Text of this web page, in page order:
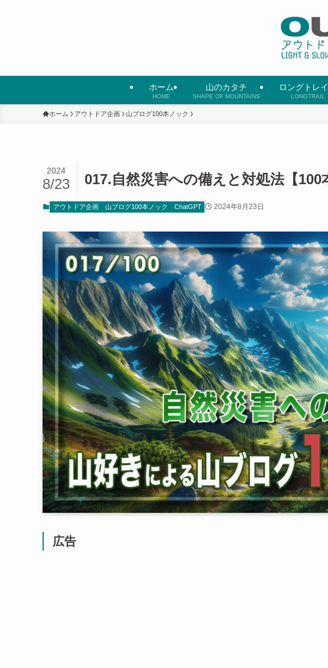
ホーム
HOME
山のカタチ
SHAPE OF MOUNTAINS
ロングトレ
LONGTRAIL
ホーム アウトドア企画 山ブログ100本ノック
017.自然災害への備えと対処法【100
2024
8/23
アウトドア企画 山ブログ100本ノック ChatGPT 2024年8月23日
広告